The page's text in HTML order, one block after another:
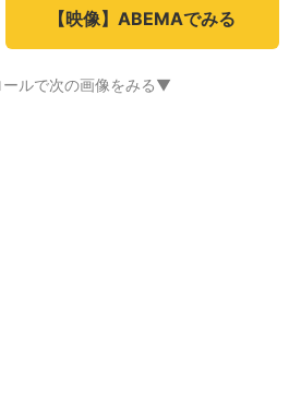
【映像】ABEMAでみる
ルで次の画像をみる▼